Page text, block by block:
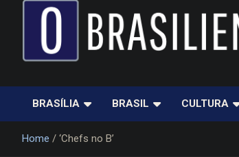
BRASÍLIA BRASIL CULTURA
Home ‘Chefs no B’